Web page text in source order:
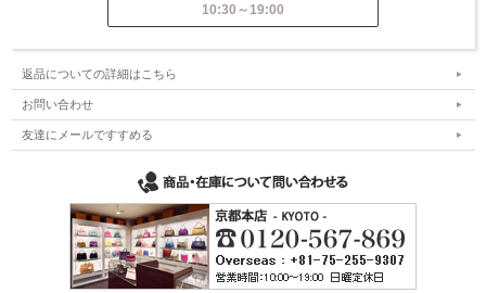
10:30～19:00
返品についての詳細はこちら
お問い合わせ
友達にメールですすめる